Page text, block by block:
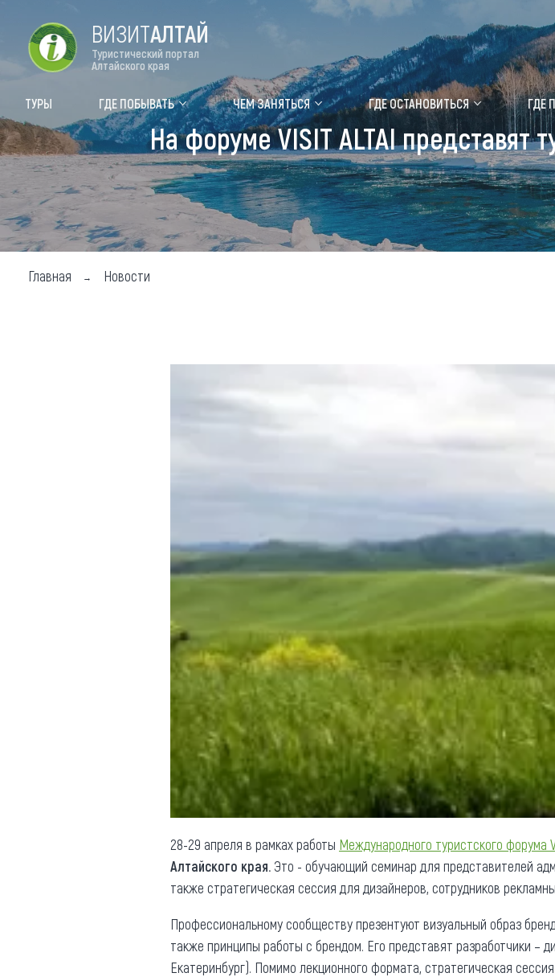
Цветение маральника
Туры Где побывать
Объекты природы
Объекты истории и культуры
Объекты развлечений
Другие рубрики
Реестр туроператоров
Реестр туристических
агентств Алтайского края
Обращения граждан
Противодействие коррупции
ВИЗИТАЛТАЙ
Туристический портал
Алтайского края
ТУРЫ ГДЕ ПОБЫВАТЬ ЧЕМ ЗАНЯТЬСЯ ГДЕ ОСТАНОВИТЬСЯ ГДЕ
На форуме VISIT ALTAI представят
Главная Новости
28-29 апреля в рамках работы Международного туристского форума
Алтайского края.Это - обучающий семинар для представителей
также стратегическая сессия для дизайнеров, сотрудников
Профессиональному сообществу презентуют визуальный образ
также принципы работы с брендом. Его представят разработчики –
Екатеринбург). Помимо лекционного формата, стратегическая